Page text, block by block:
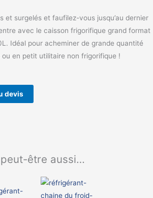
et surgelés et faufilez-vous jusqu’au dernier
avec le caisson frigorifique grand format
Idéal pour acheminer de grande quantité
en petit utilitaire non frigorifique !
être aussi…